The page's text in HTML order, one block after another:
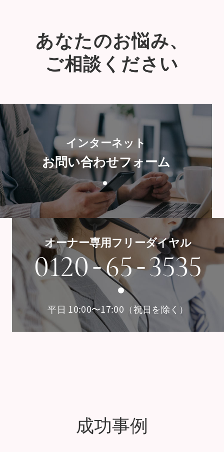
あなたのお悩み、
ご相談ください
インターネット
お問い合わせフォーム
オーナー専用フリーダイヤル
0120-65-3535
平日 10:00〜17:00（祝日を除く）
成功事例